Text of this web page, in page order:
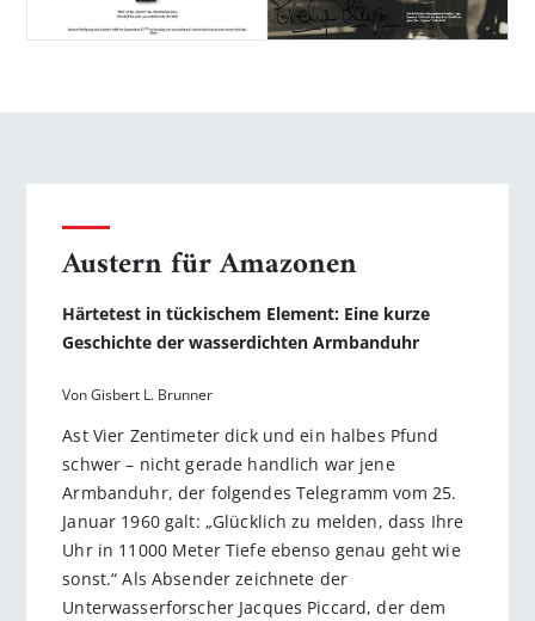
Austern für Amazonen
Härtetest in tückischem Element: Eine kurze
Geschichte der wasserdichten Armbanduhr
Von Gisbert L. Brunner
Ast Vier Zentimeter dick und ein halbes Pfund
schwer – nicht gerade handlich war jene
Armbanduhr, der folgendes Telegramm vom 25.
Januar 1960 galt: „Glücklich zu melden, dass Ihre
Uhr in 11000 Meter Tiefe ebenso genau geht wie
sonst.“ Als Absender zeichnete der
Unterwasserforscher Jacques Piccard, der dem